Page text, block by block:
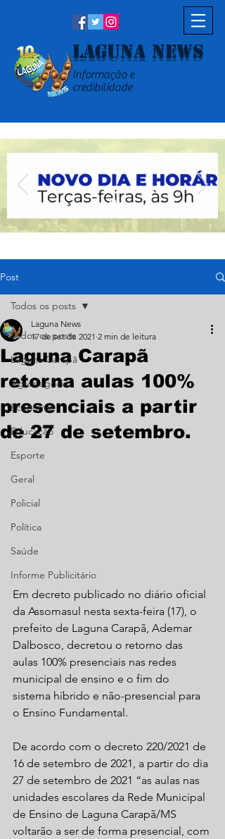
Laguna News
Informação e
credibilidade
Post
Todos os posts
Laguna Carapã
Agronegócio
Economia
Educação
Esporte
Geral
Policial
Política
Saúde
Informe Publicitário
Todos os posts
Laguna Carapã
retorna aulas 100%
presenciais a partir
de 27 de setembro.
Laguna News
17 de set de 2021 2 min de leitura
Em decreto publicado no diário oficial
da Assomasul nesta sexta-feira (17), o
prefeito de Laguna Carapã, Ademar
Dalbosco, decretou o retorno das
aulas 100% presenciais nas redes
municipal de ensino e o fim do
sistema híbrido e não-presencial para
o Ensino Fundamental.
De acordo com o decreto 220/2021 de
16 de setembro de 2021, a partir do dia
27 de setembro de 2021 “as aulas nas
unidades escolares da Rede Municipal
de Ensino de Laguna Carapã/MS
voltarão a ser de forma presencial, com